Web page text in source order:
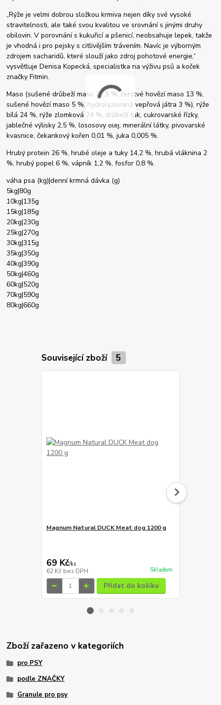
„Rýže je velmi dobrou složkou krmiva nejen díky své vysoké
stravitelnosti, ale také svou kvalitou ve srovnání s jinými druhy
obilovin. V porovnání s kukuřicí a pšenicí, neobsahuje lepek, takže
je vhodná i pro pejsky s citlivějším trávením. Navíc je výborným
zdrojem sacharidů, které slouží jako zdroj pohotové energie,“
vysvětluje Denisa Kopecká, specialistka na výživu psů a koček
značky Fitmin.
Maso (sušené drůbeží maso 22,5 %, čerstvé hovězí maso 13 %,
sušené hovězí maso 5 %, hydrolyzovaná vepřová játra 3 %), rýže
bílá 24 %, rýže zlomková 24 %, drůbeží tuk, cukrovarské řízky,
jablečné výlisky 2,5 %, lososový olej, minerální látky, pivovarské
kvasnice, čekankový kořen 0,01 %, juka 0,005 %.
Hrubý protein 26 %, hrubé oleje a tuky 14,2 %, hrubá vláknina 2
%, hrubý popel 6 %, vápník 1,2 %, fosfor 0,8 %.
váha psa (kg)|denní krmná dávka (g)
5kg|80g
10kg|135g
15kg|185g
20kg|230g
25kg|270g
30kg|315g
35kg|350g
40kg|390g
50kg|460g
60kg|520g
70kg|590g
80kg|660g
Související zboží 5
Magnum Natural DUCK Meat dog 1200 g
69 Kč/ks
62 Kč bez DPH Skladem
Přidat do košíku
Zboží zařazeno v kategoriích
pro PSY
podle ZNAČKY
Granule pro psy